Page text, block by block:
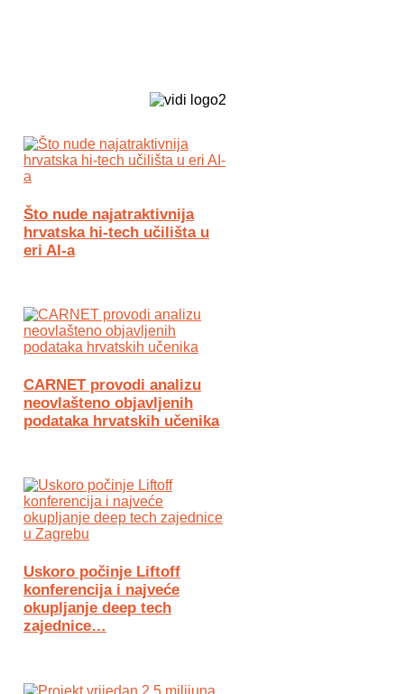
Što nude najatraktivnija
hrvatska hi-tech učilišta u
eri AI-a
CARNET provodi analizu
neovlašteno objavljenih
podataka hrvatskih učenika
Uskoro počinje Liftoff
konferencija i najveće
okupljanje deep tech
zajednice…